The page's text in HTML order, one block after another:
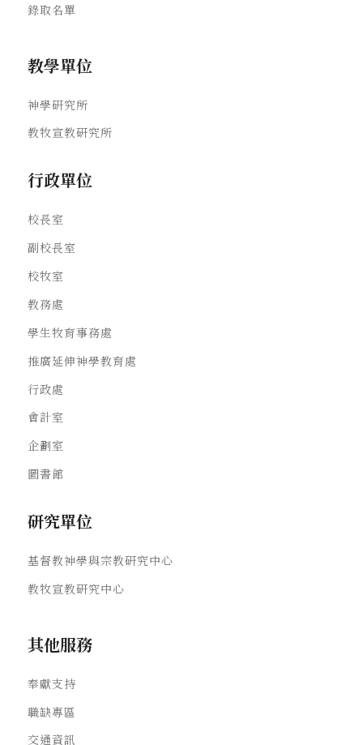
錄取名單
教學單位
神學研究所
教牧宣教研究所
行政單位
校長室
副校長室
校牧室
教務處
學生牧育事務處
推廣延伸神學教育處
行政處
會計室
企劃室
圖書館
研究單位
基督教神學與宗教研究中心
教牧宣教研究中心
其他服務
奉獻支持
職缺專區
交通資訊